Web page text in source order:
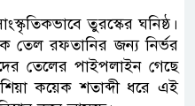
তুরস্কের ঘনিষ্ঠ।
তেল রফতানির জন্য নির্ভর
তেলের পাইপলাইন গেছে
কয়েক শতাব্দী ধরে এই